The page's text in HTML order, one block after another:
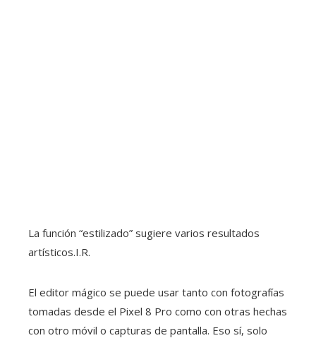
La función “estilizado” sugiere varios resultados
artísticos.I.R.
El editor mágico se puede usar tanto con fotografías
tomadas desde el Pixel 8 Pro como con otras hechas
con otro móvil o capturas de pantalla. Eso sí, solo